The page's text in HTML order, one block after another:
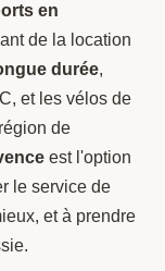
en
de la location
durée,
et les vélos de
de
est l'option
le service de
et à prendre